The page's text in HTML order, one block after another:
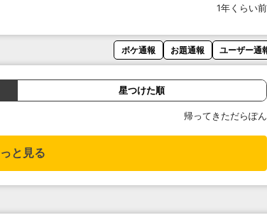
1年くらい前
ボケ通報 お題通報 ユーザー通
星つけた順
帰ってきただらぽん
と見る